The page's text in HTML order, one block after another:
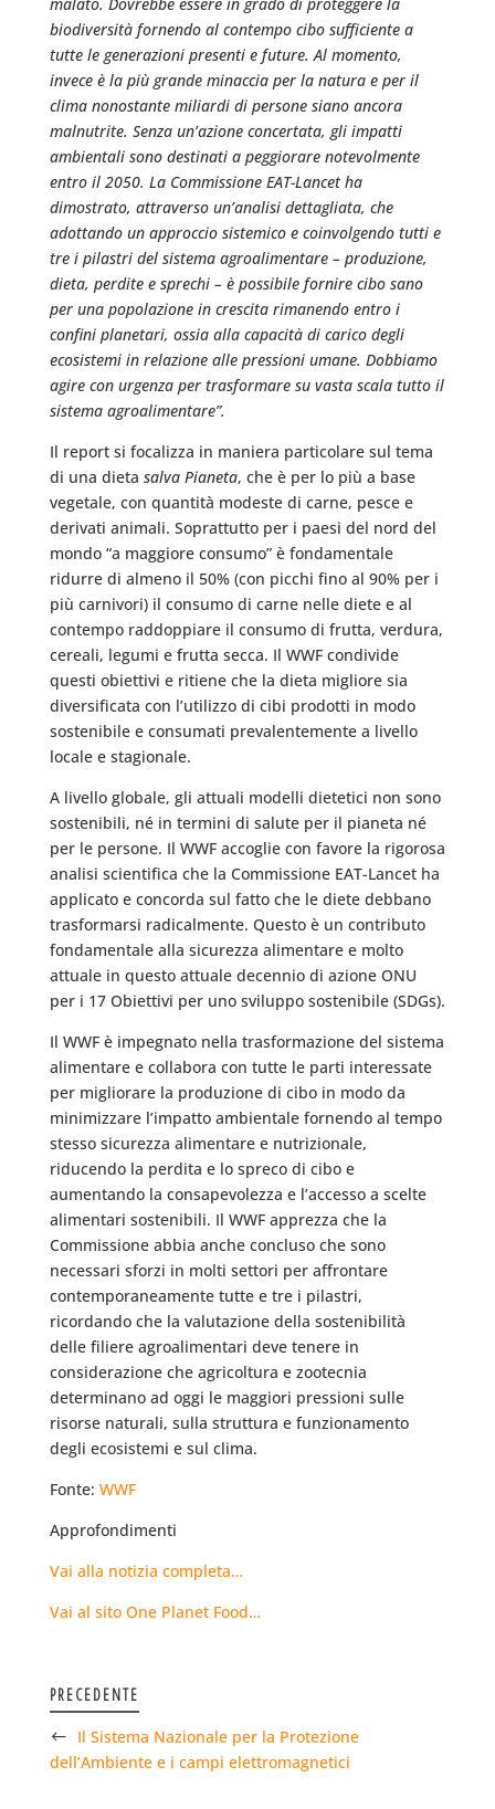
biodiversità fornendo al contempo cibo sufficiente a
tutte le generazioni presenti e future. Al momento,
invece è la più grande minaccia per la natura e per il
clima nonostante miliardi di persone siano ancora
malnutrite. Senza un’azione concertata, gli impatti
ambientali sono destinati a peggiorare notevolmente
entro il 2050. La Commissione EAT-Lancet ha
dimostrato, attraverso un’analisi dettagliata, che
adottando un approccio sistemico e coinvolgendo tutti e
tre i pilastri del sistema agroalimentare – produzione,
dieta, perdite e sprechi – è possibile fornire cibo sano
per una popolazione in crescita rimanendo entro i
confini planetari, ossia alla capacità di carico degli
ecosistemi in relazione alle pressioni umane. Dobbiamo
agire con urgenza per trasformare su vasta scala tutto il
sistema agroalimentare”.
Il report si focalizza in maniera particolare sul tema
di una dieta salva Pianeta, che è per lo più a base
vegetale, con quantità modeste di carne, pesce e
derivati animali. Soprattutto per i paesi del nord del
mondo “a maggiore consumo” è fondamentale
ridurre di almeno il 50% (con picchi fino al 90% per i
più carnivori) il consumo di carne nelle diete e al
contempo raddoppiare il consumo di frutta, verdura,
cereali, legumi e frutta secca. Il WWF condivide
questi obiettivi e ritiene che la dieta migliore sia
diversificata con l’utilizzo di cibi prodotti in modo
sostenibile e consumati prevalentemente a livello
locale e stagionale.
A livello globale, gli attuali modelli dietetici non sono
sostenibili, né in termini di salute per il pianeta né
per le persone. Il WWF accoglie con favore la rigorosa
analisi scientifica che la Commissione EAT-Lancet ha
applicato e concorda sul fatto che le diete debbano
trasformarsi radicalmente. Questo è un contributo
fondamentale alla sicurezza alimentare e molto
attuale in questo attuale decennio di azione ONU
per i 17 Obiettivi per uno sviluppo sostenibile (SDGs).
Il WWF è impegnato nella trasformazione del sistema
alimentare e collabora con tutte le parti interessate
per migliorare la produzione di cibo in modo da
minimizzare l’impatto ambientale fornendo al tempo
stesso sicurezza alimentare e nutrizionale,
riducendo la perdita e lo spreco di cibo e
aumentando la consapevolezza e l’accesso a scelte
alimentari sostenibili. Il WWF apprezza che la
Commissione abbia anche concluso che sono
necessari sforzi in molti settori per affrontare
contemporaneamente tutte e tre i pilastri,
ricordando che la valutazione della sostenibilità
delle filiere agroalimentari deve tenere in
considerazione che agricoltura e zootecnia
determinano ad oggi le maggiori pressioni sulle
risorse naturali, sulla struttura e funzionamento
degli ecosistemi e sul clima.
Fonte: WWF
Approfondimenti
Vai alla notizia completa…
Vai al sito One Planet Food…
PRECEDENTE
Il Sistema Nazionale per la Protezione
dell’Ambiente e i campi elettromagnetici